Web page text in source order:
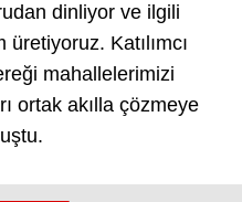
dinliyor ve ilgili
Katılımcı
mahallelerimizi
ortak akılla çözmeye